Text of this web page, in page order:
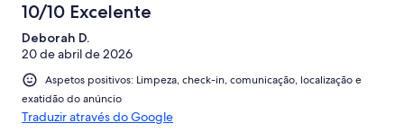
10/10 Excelente
Deborah D.
20 de abril de 2026
Aspetos positivos: Limpeza, check-in, comunicação, localização e
exatidão do anúncio
Traduzir através do Google